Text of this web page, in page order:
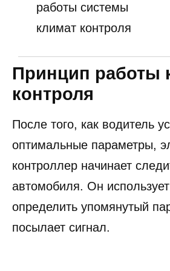
работы системы
климат контроля
Принцип работы
контроля
После того, как водитель
оптимальные параметры,
контроллер начинает
автомобиля. Он
определить упомянутый
посылает сигнал.